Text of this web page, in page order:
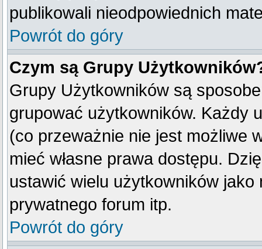
publikowali nieodpowiednich
Powrót do góry
Czym są Grupy
Grupy Użytkowników są
grupować użytkowników. Każdy
(co przeważnie nie jest możliwe
mieć własne prawa dostępu.
ustawić wielu użytkowników
prywatnego forum itp.
Powrót do góry